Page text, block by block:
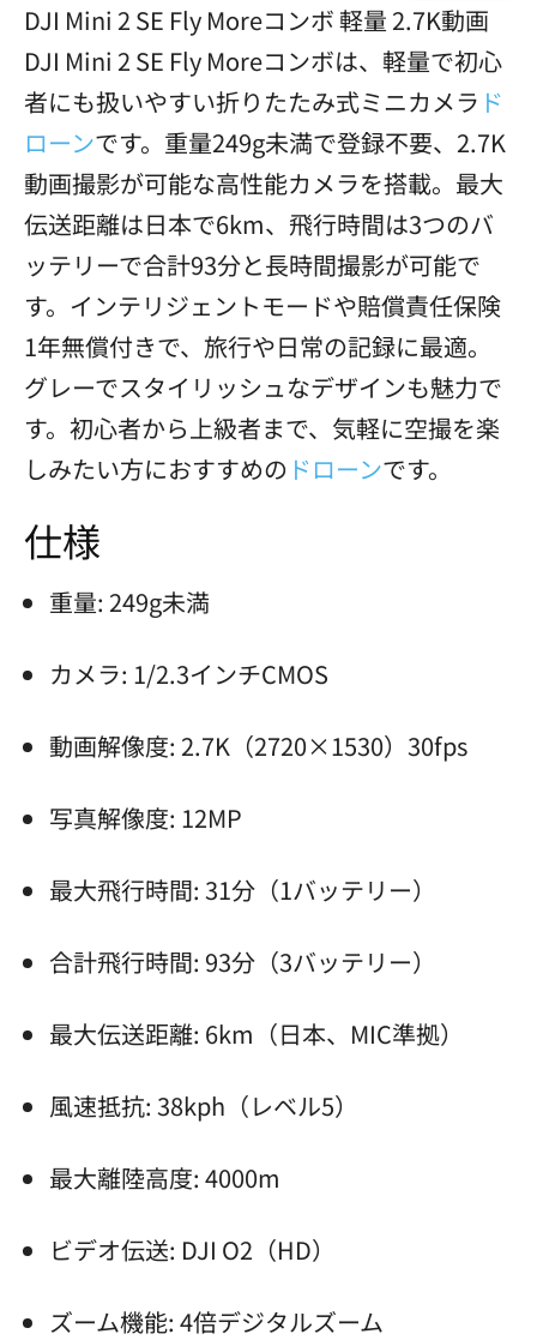
DJI Mini 2 SE Fly Moreコンボ 軽量 2.7K動画
DJI Mini 2 SE Fly Moreコンボは、軽量で初心
者にも扱いやすい折りたたみ式ミニカメラ ド
ローンです。重量249g未満で登録不要、2.7K
動画撮影が可能な高性能カメラを搭載。最大
伝送距離は日本で6km、飛行時間は3つのバ
ッテリーで合計93分と長時間撮影が可能で
す。インテリジェントモードや賠償責任保険
1年無償付きで、旅行や日常の記録に最適。
グレーでスタイリッシュなデザインも魅力で
す。初心者から上級者まで、気軽に空撮を楽
しみたい方におすすめの ドローンです。
仕様
重量: 249g未満
カメラ: 1/2.3インチCMOS
動画解像度: 2.7K（2720×1530）30fps
写真解像度: 12MP
最大飛行時間: 31分（1バッテリー）
合計飛行時間: 93分（3バッテリー）
最大伝送距離: 6km（日本、MIC準拠）
風速抵抗: 38kph（レベル5）
最大離陸高度: 4000m
ビデオ伝送: DJI O2（HD）
ズーム機能: 4倍デジタルズーム